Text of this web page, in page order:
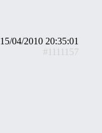
15/04/2010 20:35:01
#1111157